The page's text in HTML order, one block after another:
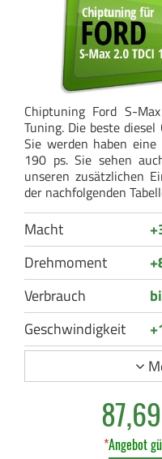
Chiptuning Ford S-
Tuning. Die beste
Sie werden haben
190 ps. Sie sehen
unseren zusätzlichen
der nachfolgenden
Macht
Drehmoment
Verbrauch
Geschwindigkeit
*Angebot